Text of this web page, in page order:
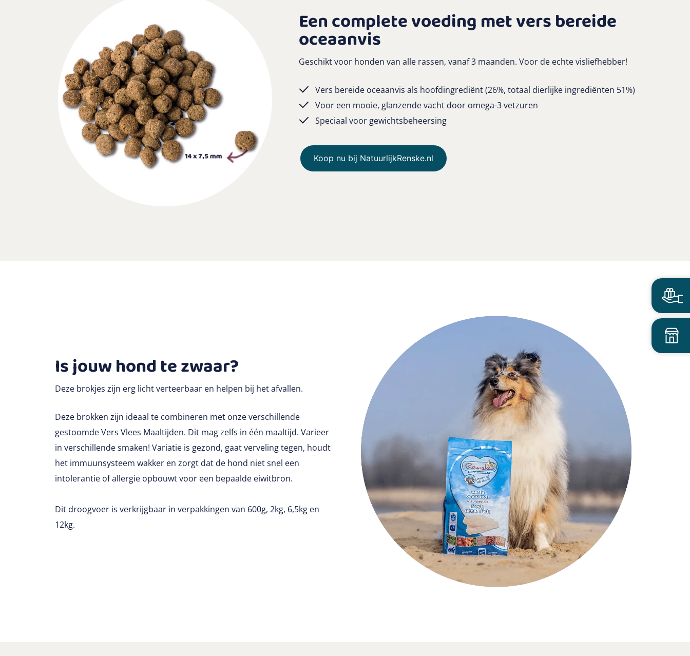
Een complete voeding met vers bereide
oceaanvis
Geschikt voor honden van alle rassen, vanaf 3 maanden. Voor de echte visliefhebber!
Vers bereide oceaanvis als hoofdingrediënt (26%, totaal dierlijke ingrediënten 51%)
Voor een mooie, glanzende vacht door omega-3 vetzuren
Speciaal voor gewichtsbeheersing
Koop nu bij NatuurlijkRenske.nl
Is jouw hond te zwaar?
Deze brokjes zijn erg licht verteerbaar en helpen bij het afvallen.
Deze brokken zijn ideaal te combineren met onze verschillende
gestoomde Vers Vlees Maaltijden. Dit mag zelfs in één maaltijd. Varieer
in verschillende smaken! Variatie is gezond, gaat verveling tegen, houdt
het immuunsysteem wakker en zorgt dat de hond niet snel een
intolerantie of allergie opbouwt voor een bepaalde eiwitbron.
Dit droogvoer is verkrijgbaar in verpakkingen van 600g, 2kg, 6,5kg en
12kg.